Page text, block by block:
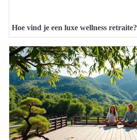
Hoe vind je een luxe wellness retraite?